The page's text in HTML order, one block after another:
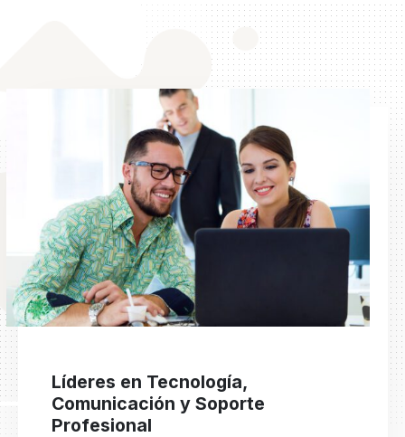
Líderes en Tecnología,
Comunicación y Soporte
Profesional